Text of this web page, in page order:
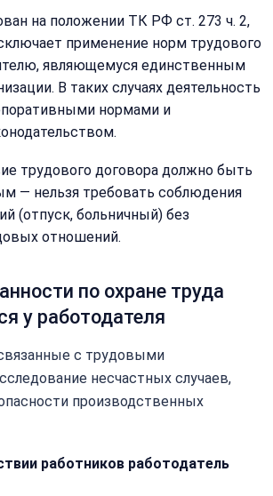
на положении ТК РФ ст. 273 ч. 2,
применение норм трудового
являющемуся единственным
В таких случаях деятельность
нормами и
трудового договора должно быть
— нельзя требовать соблюдения
(отпуск, больничный) без
отношений.
по охране труда
у работодателя
с трудовыми
несчастных случаев,
производственных
работников работодатель